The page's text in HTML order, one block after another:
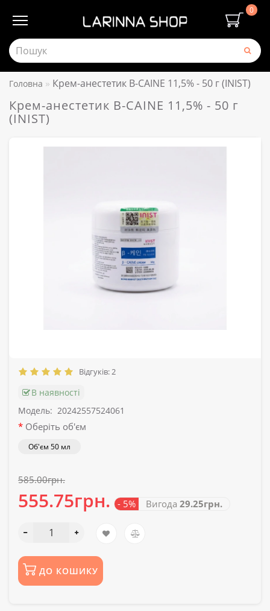
0
Головна Крем-анестетик B-CAINE 11,5% - 50 г (INIST)
Крем-анестетик B-CAINE 11,5% - 50 г
(INIST)
Відгуків: 2
В наявності
Модель: 20242557524061
Оберіть об'єм
Об'єм 50 мл
585.00грн.
555.75грн. - 5% Вигода 29.25грн.
ДО КОШИКУ